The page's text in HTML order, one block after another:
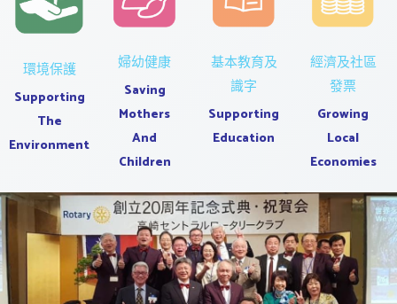
環境保護
Supporting
The
Environment
婦幼健康
Saving
Mothers
And
Children
基本教育及
識字
Supporting
Education
經濟及社區
發票
Growing
Local
Economies